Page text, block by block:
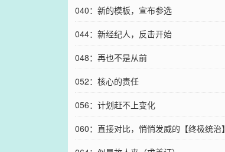
040：新的模板，宣布参选
044：新经纪人，反击开始
048：再也不是从前
052：核心的责任
056：计划赶不上变化
060：直接对比，悄悄发威的【终极统治】